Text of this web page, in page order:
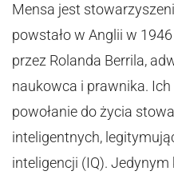
Mensa jest
powstało w Anglii w
przez Rolanda Berrila,
naukowca i prawnika. Ich
powołanie do życia
inteligentnych,
inteligencji (IQ).